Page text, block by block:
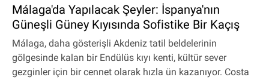
Málaga'da Yapılacak Şeyler: İspanya'nın
Güneşli Güney Kıyısında Sofistike Bir Kaçış
Málaga, daha gösterişli Akdeniz tatil beldelerinin
gölgesinde kalan bir Endülüs kıyı kenti, kültür sever
gezginler için bir cennet olarak hızla ün kazanıyor. Costa